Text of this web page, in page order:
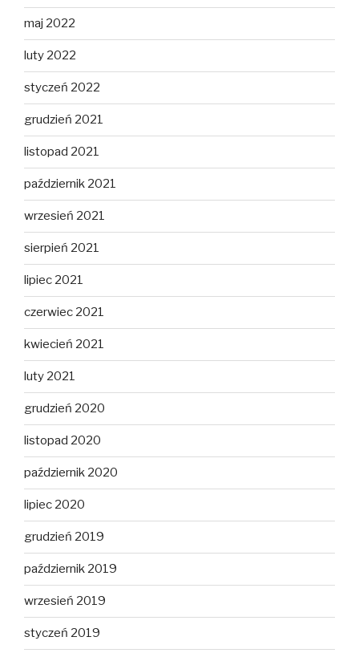
maj 2022
luty 2022
styczeń 2022
grudzień 2021
listopad 2021
październik 2021
wrzesień 2021
sierpień 2021
lipiec 2021
czerwiec 2021
kwiecień 2021
luty 2021
grudzień 2020
listopad 2020
październik 2020
lipiec 2020
grudzień 2019
październik 2019
wrzesień 2019
styczeń 2019